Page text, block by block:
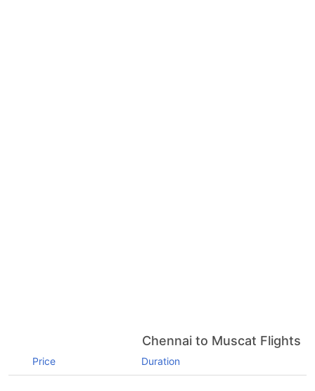
Chennai to Muscat Flights
Duration
Price